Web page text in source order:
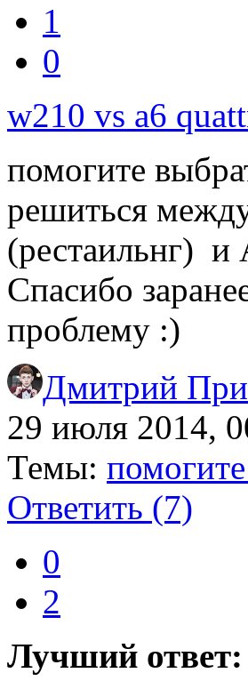
1
0
w210 vs a6
помогите
решиться
(рестаильнг)
Спасибо
проблему :)
Дмитрий
29 июля 2014,
Темы:
Ответить (7)
0
2
Лучший ответ: